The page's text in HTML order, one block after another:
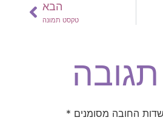
הבא
טקסט תמונה
שדות החובה מסומנים *